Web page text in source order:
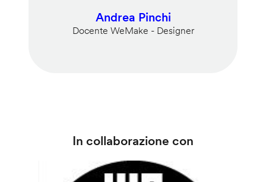
Andrea Pinchi
Docente WeMake - Designer
In collaborazione con